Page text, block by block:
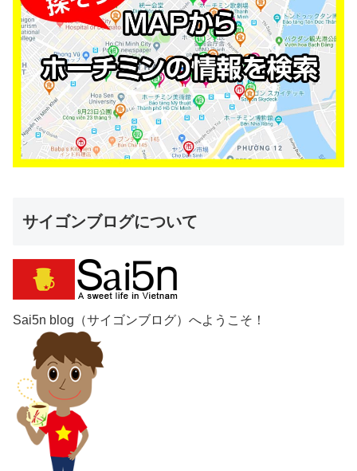
サイゴンブログについて
Sai5n blog（サイゴンブログ）へようこそ！